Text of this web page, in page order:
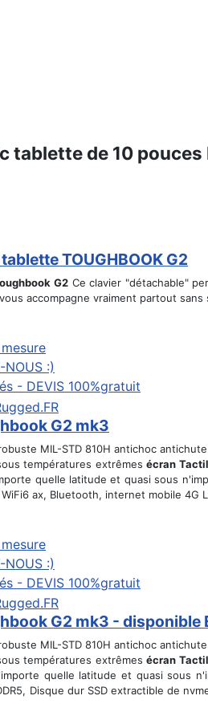
tablette de 10 pouces
TOUGHBOOK G2
G2 Ce clavier "détachable"
vous accompagne vraiment partout sans
:)
- DEVIS 100%gratuit
G2 mk3
MIL-STD 810H antichoc
températures extrêmesécran
quelle latitude et quasi sous
ax, Bluetooth, internet mobile
:)
- DEVIS 100%gratuit
G2 mk3 - disponible
MIL-STD 810H antichoc
températures extrêmesécran
quelle latitude et quasi sous
Disque dur SSD extractible de